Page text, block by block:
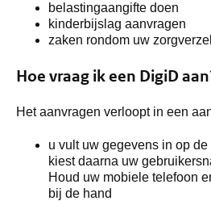
belastingaangifte doen
kinderbijslag aanvragen
zaken rondom uw
Hoe vraag ik een DigiD
Het aanvragen verloopt in een
u vult uw gegevens in op
kiest daarna uw
Houd uw mobiele telefoon
bij de hand